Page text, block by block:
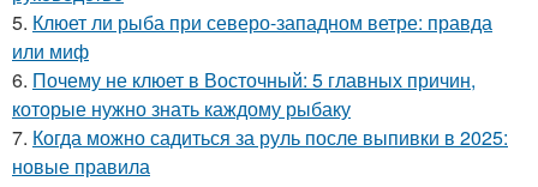
5. Клюет ли рыба при северо-западном ветре: правда
или миф
6. Почему не клюет в Восточный: 5 главных причин,
которые нужно знать каждому рыбаку
7. Когда можно садиться за руль после выпивки в 2025:
новые правила